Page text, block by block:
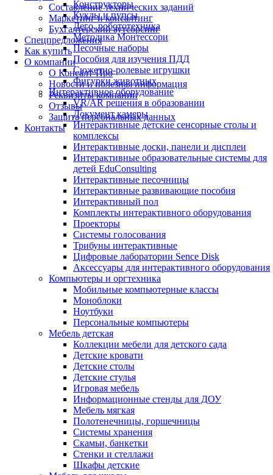
Составление технических заданий
Маркетинг и консалтинг
Бухгалтерский аутсорсинг
Спецпредложения
Как купить
О компании
О Консалт-Про
Новости и полезная информация
Реквизиты компании
Отзывы
Защита персональных данных
Контакты
Конструкторы
Куклы и пупсы
Лего, робототехника
Методика Монтессори
Песочные наборы
Пособия для изучения ПДД
Сюжетно-ролевые игрушки
Фигурки животных
Интерактивное оборудование
VR/AR решения в образовании
Документ камеры
Интерактивные детские сенсорные столы и
комплексы
Интерактивные доски, панели и дисплеи
Интерактивные образовательные системы для
детей EduConsulting
Интерактивные песочницы
Интерактивные развивающие пособия
Интерактивный пол
Комплекты интерактивного оборудования
Проекторы
Системы голосования
Трибуны интерактивные
Цифровые лаборатории Sence Disk
Аксессуары для интерактивного оборудования
Компьютеры и оргтехника
Мобильные компьютерные классы
Моноблоки
Ноутбуки
Персональные компьютеры
Мебель детская
Коллекции мебели для детского сада
Детские кровати
Детские столы
Детские стулья
Игровая мебель
Информационные стенды для ДОУ
Мебель мягкая
Полотенечницы, горшечницы
Системы хранения
Скамьи, банкетки
Стенки и стеллажи
Шкафы детские